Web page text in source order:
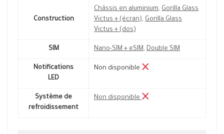
Construction
Châssis en aluminium, Gorilla Glass
Victus + (écran), Gorilla Glass
Victus + (dos)
SIM Nano-SIM + eSIM, Double SIM
Notifications
LED
Non disponible
Système de
refroidissement
Non disponible